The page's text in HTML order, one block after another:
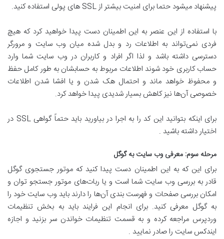
پیشنهاد میشود حتما برای امنیت بیشتر از SSL های پولی استفاده کنید.
با استفاده از این عنصر به این اطمینان دست پیدا خواهید کرد که هیچ
فردی نمی‌تواند به اطلاعات رد و بدل شده میان وب سایت و مرورگر
دسترسی داشته باشد و لذا اگر افراد و کاربران در وب سایت شما وارد
حساب کاربری خود شوند اطلاعات مربوط به حسابشان به طور کامل حفظ
و محفوظ خواهد ماند و احتمال هک شدن و یا افشا شدن اطلاعات
خصوصی آن‌ها نیز کاهش بسیار شدیدی پیدا خواهد کرد.
برای اینکه بتوانید این کد را به اجرا در بیاورید باید حتماً گواهی SSL در
اختیار داشته باشید .
مرحله سوم: معرفی وب سایت به گوگل
برای این که به این اطمینان دست پیدا کنید که موتور جستجوی گوگل
قادر به بررسی وب سایت شما است و یا ربات‌های موتور جستجو توان و
امکان بررسی صفحات و فهرست بندی آن‌ها را دارند باید وب سایت خود را
به گوگل معرفی کنید. برای انجام این فرایند باید به بخش تنظیمات
وردپرس مراجعه کرده و به قسمت تنظیمات خواندن سر بزنید و اجازه
ایندکس سایت را صادر نمایید .